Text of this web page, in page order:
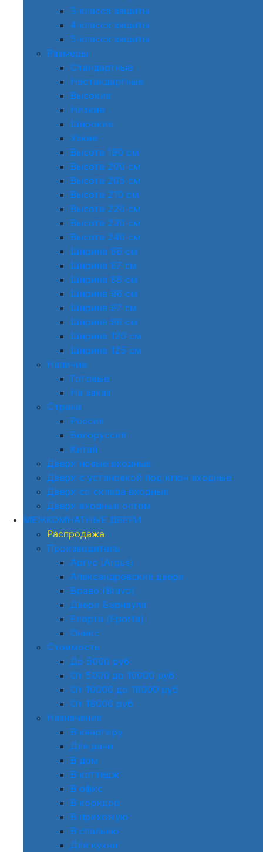
3 класса защиты
4 класса защиты
5 класса защиты
Размеры
Стандартные
Нестандартные
Высокие
Низкие
Широкие
Узкие
Высота 190 см
Высота 200 см
Высота 205 см
Высота 210 см
Высота 220 см
Высота 230 см
Высота 240 см
Ширина 86 см
Ширина 87 см
Ширина 88 см
Ширина 96 см
Ширина 97 см
Ширина 98 см
Ширина 120 см
Ширина 125 см
Наличие
Готовые
На заказ
Страна
Россия
Белоруссия
Китай
Двери новые входные
Двери с установкой под ключ входные
Двери со склада входные
Двери входные оптом
МЕЖКОМНАТНЫЕ ДВЕРИ
Распродажа
Производитель
Аргус (Argus)
Александровские двери
Браво (Bravo)
Двери Барнаула
Епорта (Eporta)
Оникс
Стоимость
До 5000 руб
От 5000 до 10000 руб
От 10000 до 18000 руб
От 18000 руб
Назначение
В квартиру
Для дачи
В дом
В коттедж
В офис
В коридор
В прихожую
В спальню
Для кухни